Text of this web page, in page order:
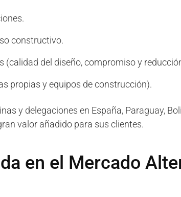
constructivo.
(calidad del diseño, compromiso y
propias y equipos de construcción).
y delegaciones en España, Paraguay,
valor añadido para sus clientes.
en el Mercado